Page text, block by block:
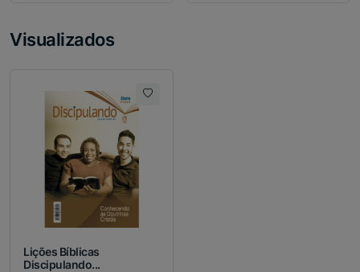
Visualizados
Lições Bíblicas
Discipulando...